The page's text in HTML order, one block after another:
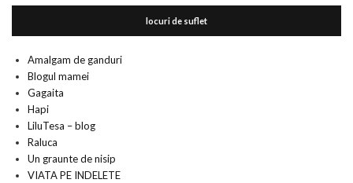
locuri de suflet
Amalgam de ganduri
Blogul mamei
Gagaita
Hapi
LiluTesa – blog
Raluca
Un graunte de nisip
VIATA PE INDELETE